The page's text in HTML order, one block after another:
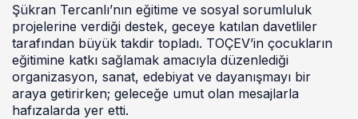
Şükran Tercanlı’nın eğitime ve sosyal sorumluluk
projelerine verdiği destek, geceye katılan davetliler
tarafından büyük takdir topladı. TOÇEV’in çocukların
eğitimine katkı sağlamak amacıyla düzenlediği
organizasyon, sanat, edebiyat ve dayanışmayı bir
araya getirirken; geleceğe umut olan mesajlarla
hafızalarda yer etti.